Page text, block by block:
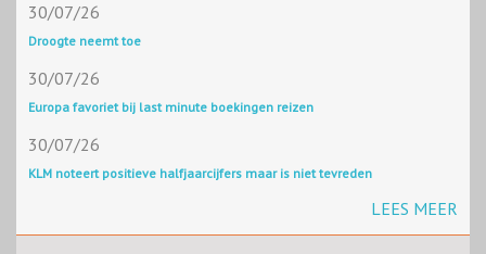
30/07/26
Droogte neemt toe
30/07/26
Europa favoriet bij last minute boekingen reizen
30/07/26
KLM noteert positieve halfjaarcijfers maar is niet tevreden
LEES MEER